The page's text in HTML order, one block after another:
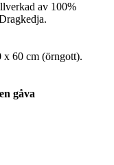
av 100%
x 60 cm (örngott).
gåva